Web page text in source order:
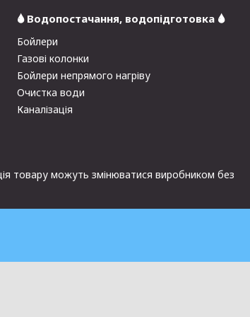
🌢 Водопостачання, водопідготовка 🌢
Бойлери
Газові колонки
Бойлери непрямого нагріву
Очистка води
Каналізація
товару можуть змінюватися виробником без